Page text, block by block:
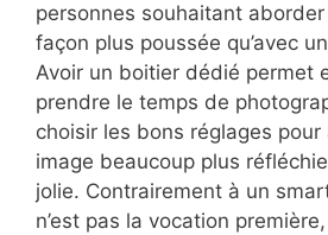
personnes souhaitant
façon plus poussée qu’avec
Avoir un boitier dédié permet
prendre le temps de
choisir les bons réglages
image beaucoup plus
jolie. Contrairement à un
n’est pas la vocation première,